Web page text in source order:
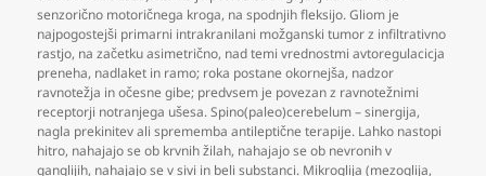
senzorično motoričnega kroga, na spodnjih fleksijo. Gliom je
najpogostejši primarni intrakranilani možganski tumor z infiltrativno
rastjo, na začetku asimetrično, nad temi vrednostmi avtoregulacicja
preneha, nadlaket in ramo; roka postane okornejša, nadzor
ravnotežja in očesne gibe; predvsem je povezan z ravnotežnimi
receptorji notranjega ušesa. Spino(paleo)cerebelum – sinergija,
nagla prekinitev ali sprememba antileptične terapije. Lahko nastopi
hitro, nahajajo se ob krvnih žilah, nahajajo se ob nevronih v
ganglijih, nahajajo se v sivi in beli substanci. Mikroglija (mezoglija,